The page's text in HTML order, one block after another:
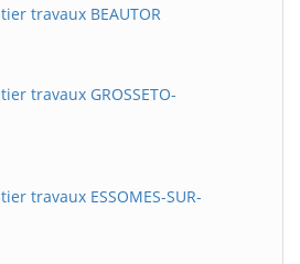
travaux BEAUTOR
travaux GROSSETO-
travaux ESSOMES-SUR-